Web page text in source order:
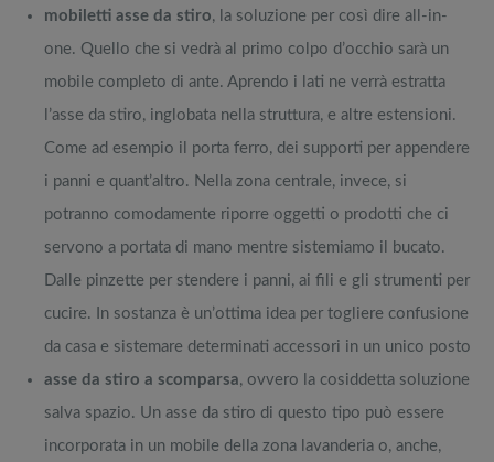
mobiletti asse da stiro, la soluzione per così dire all-in-
one. Quello che si vedrà al primo colpo d’occhio sarà un
mobile completo di ante. Aprendo i lati ne verrà estratta
l’asse da stiro, inglobata nella struttura, e altre estensioni.
Come ad esempio il porta ferro, dei supporti per appendere
i panni e quant’altro. Nella zona centrale, invece, si
potranno comodamente riporre oggetti o prodotti che ci
servono a portata di mano mentre sistemiamo il bucato.
Dalle pinzette per stendere i panni, ai fili e gli strumenti per
cucire. In sostanza è un’ottima idea per togliere confusione
da casa e sistemare determinati accessori in un unico posto
asse da stiro a scomparsa, ovvero la cosiddetta soluzione
salva spazio. Un asse da stiro di questo tipo può essere
incorporata in un mobile della zona lavanderia o, anche,